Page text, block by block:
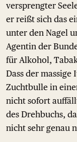
versprengter
er reißt sich das
unter den Nagel
Agentin der
für Alkohol,
Dass der
Zuchtbulle in
nicht sofort
des Drehbuchs,
nicht sehr genau